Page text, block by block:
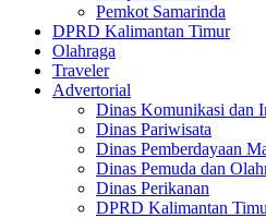
Pemkot Samarinda
DPRD Kalimantan Timur
Olahraga
Traveler
Advertorial
Dinas Komunikasi dan
Dinas Pariwisata
Dinas Pemberdayaan
Dinas Pemuda dan
Dinas Perikanan
DPRD Kalimantan